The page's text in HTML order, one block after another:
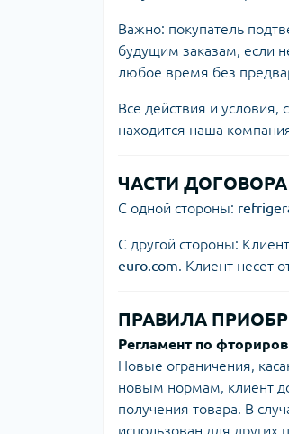
Важно: покупатель
будущим заказам, если
любое время без
Все действия и условия,
находится наша
ЧАСТИ ДОГОВОРА
С одной стороны:
С другой стороны:
euro.com. Клиент несет
ПРАВИЛА
Регламент по
Новые ограничения,
новым нормам, клиент
получения товара. В
использован для других